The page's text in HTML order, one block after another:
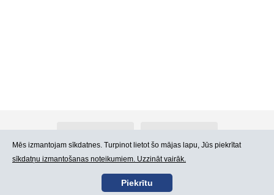
Kontakti Lietošanas noteikumi
Mēs izmantojam sīkdatnes. Turpinot lietot šo mājas lapu, Jūs piekrītat
sīkdatņu izmantošanas noteikumiem. Uzzināt vairāk.
Piekrītu